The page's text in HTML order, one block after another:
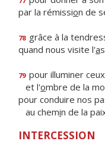
par la rémission de
78 grâce à la
quand nous visite l'a
79 pour illuminer
et l'ombre de la
pour conduire nos
au chemin de la
INTERCESSION